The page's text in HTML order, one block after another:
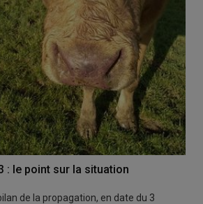
3 : le point sur la situation
de la propagation, en date du 3